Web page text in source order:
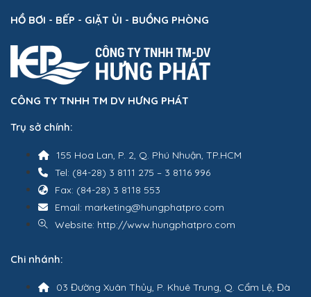
HỒ BƠI - BẾP - GIẶT ỦI - BUỒNG PHÒNG
CÔNG TY TNHH TM DV HƯNG PHÁT
Trụ sở chính:
155 Hoa Lan, P. 2, Q. Phú Nhuận, TP.HCM
Tel: (84-28) 3 8111 275 – 3 8116 996
Fax: (84-28) 3 8118 553
Email: marketing@hungphatpro.com
Website: http://www.hungphatpro.com
Chi nhánh:
03 Đường Xuân Thủy, P. Khuê Trung, Q. Cẩm Lệ, Đà